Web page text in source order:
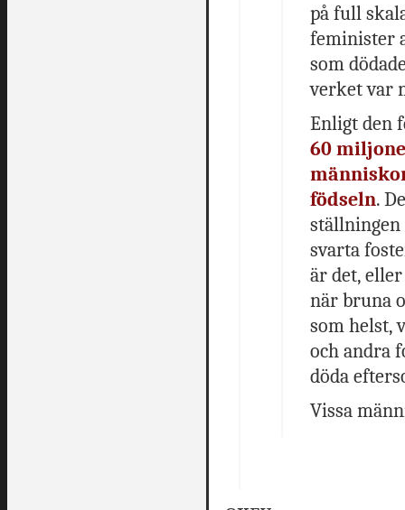
på full
feminister
som
verket var
Enligt den
60
födseln.
ställningen
svarta
är det,
när bruna
som helst,
och andra
döda
Vissa